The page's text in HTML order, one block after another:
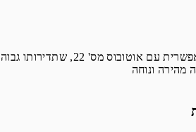
נמל התעופה הבינלאומי ריגה